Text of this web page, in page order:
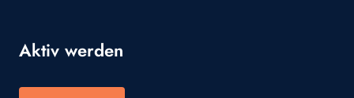
Aktiv werden